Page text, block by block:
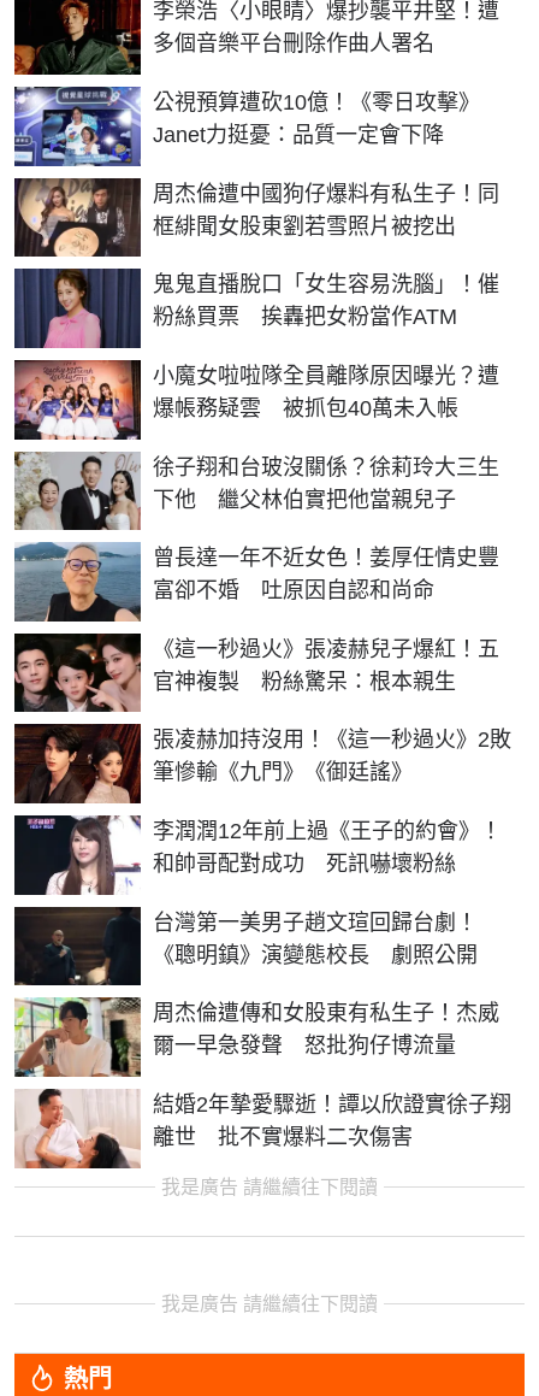
李榮浩〈小眼睛〉爆抄襲平井堅！遭
多個音樂平台刪除作曲人署名
公視預算遭砍10億！《零日攻擊》
Janet力挺憂：品質一定會下降
周杰倫遭中國狗仔爆料有私生子！同
框緋聞女股東劉若雪照片被挖出
鬼鬼直播脫口「女生容易洗腦」！催
粉絲買票 挨轟把女粉當作ATM
小魔女啦啦隊全員離隊原因曝光？遭
爆帳務疑雲 被抓包40萬未入帳
徐子翔和台玻沒關係？徐莉玲大三生
下他 繼父林伯實把他當親兒子
曾長達一年不近女色！姜厚任情史豐
富卻不婚 吐原因自認和尚命
《這一秒過火》張凌赫兒子爆紅！五
官神複製 粉絲驚呆：根本親生
張凌赫加持沒用！《這一秒過火》2敗
筆慘輸《九門》《御廷謠》
李潤潤12年前上過《王子的約會》！
和帥哥配對成功 死訊嚇壞粉絲
台灣第一美男子趙文瑄回歸台劇！
《聰明鎮》演變態校長 劇照公開
周杰倫遭傳和女股東有私生子！杰威
爾一早急發聲 怒批狗仔博流量
結婚2年摯愛驟逝！譚以欣證實徐子翔
離世 批不實爆料二次傷害
我是廣告 請繼續往下閱讀
我是廣告 請繼續往下閱讀
熱門